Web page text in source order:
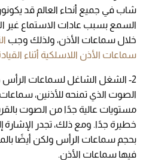
شاب في جميع أنحاء العالم قد
السمع بسبب عادات الاستماع غير
خلال سماعات الأذن، ولذلك وجب
سماعات الأذن اللاسلكية أثناء
2- الشغل الشاغل لسماعات
الصوت الذي تمنحه للأذنين، سماعات
مستويات عالية جدًا من الصوت
خطيرة جدًا. ومع ذلك، تجدر الإشارة
بحجم سماعات الرأس ولكن أيضًا
فيها سماعات الأذن.